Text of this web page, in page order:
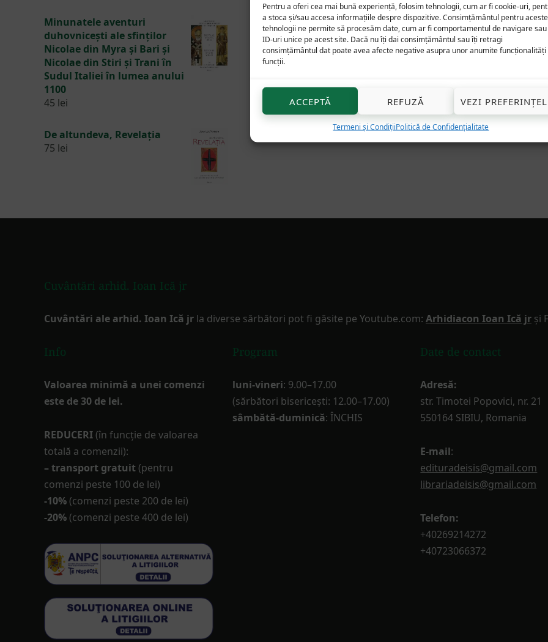
Pentru a oferi cea mai bună experiență, folosim tehnologii, cum ar fi cookie-uri,
a stoca și/sau accesa informațiile despre dispozitive. Consimțământul pentru aceste
tehnologii ne permite să procesăm date, cum ar fi comportamentul de navigare sau
ID-uri unice pe acest site. Dacă nu îți dai consimțământul sau îți retragi
consimțământul dat poate avea afecte negative asupra unor anumite funcționalități
funcții.
ACCEPTĂ REFUZĂ VEZI
Termeni și CondițiiPolitică de Confidențialitate
Minunatele aventuri
duhovnicești ale sfinților
Nicolae din Myra și Bari și
Nicolae din Stiri și Trani în
Sudul Italiei în lumea anului
1100
45 lei
De altundeva, Revelația
75 lei
Cuvântări arhid. Ioan Ică jr
Cuvântări ale arhid. Ioan Ică jr la diverse sărbători pot fi găsite pe Youtube.com: Arhidiacon Ioan Ică jr și
Info
Valoarea minimă a unei comenzi
este de 30 de lei.
REDUCERI (în funcţie de valoarea
totală a comenzii):
– transport gratuit (pentru
comenzi peste 100 de lei)
-10% (comenzi peste 200 de lei)
-20% (comenzi peste 400 de lei)
Program
luni-vineri: 9.00–17.00
(sărbători bisericești: 12.00–17.00)
sâmbătă-duminică: ÎNCHIS
Date de contact
Adresă:
str. Timotei Popovici, nr. 21
550164 SIBIU, Romania
E-mail:
edituradeisis@gmail.com
librariadeisis@gmail.com
Telefon:
+40269214272
+40723066372